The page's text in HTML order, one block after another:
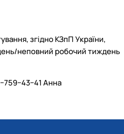
згідно КЗпП України,
неповний робочий тиждень
Анна